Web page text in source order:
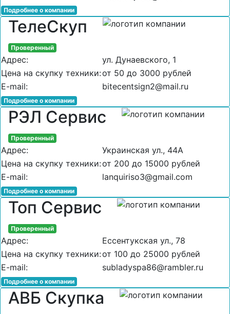
Подробнее о компании
ТелеСкуп
Проверенный
Адрес:
ул. Дунаевского, 1
Цена на скупку техники:от 50 до 3000 рублей
E-mail:
bitecentsign2@mail.ru
Подробнее о компании
РЭЛ Сервис
Проверенный
Адрес:
Украинская ул., 44А
Цена на скупку техники:от 200 до 15000 рублей
E-mail:
lanquiriso3@gmail.com
Подробнее о компании
Топ Сервис
Проверенный
Адрес:
Ессентукская ул., 78
Цена на скупку техники:от 100 до 25000 рублей
E-mail:
subladyspa86@rambler.ru
Подробнее о компании
АВБ Скупка